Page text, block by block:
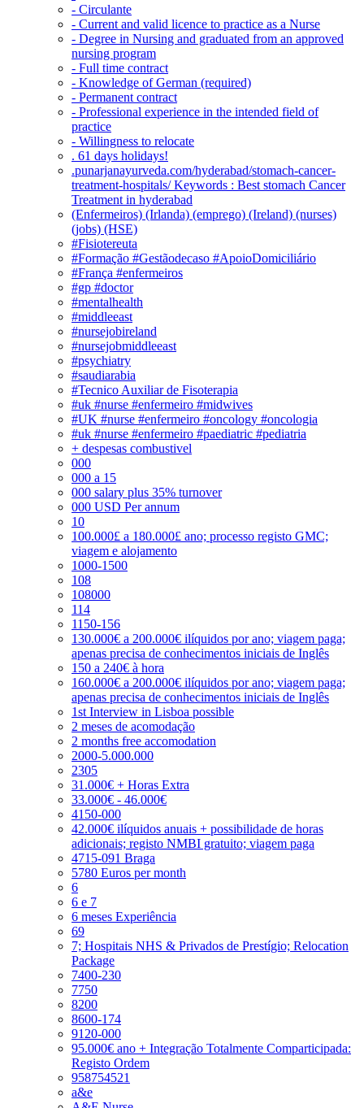
- Circulante
- Current and valid licence to practice as a Nurse
- Degree in Nursing and graduated from an approved
nursing program
- Full time contract
- Knowledge of German (required)
- Permanent contract
- Professional experience in the intended field of
practice
- Willingness to relocate
. 61 days holidays!
.punarjanayurveda.com/hyderabad/stomach-cancer-
treatment-hospitals/ Keywords : Best stomach Cancer
Treatment in hyderabad
(Enfermeiros) (Irlanda) (emprego) (Ireland) (nurses)
(jobs) (HSE)
#Fisiotereuta
#Formação #Gestãodecaso #ApoioDomiciliário
#França #enfermeiros
#gp #doctor
#mentalhealth
#middleeast
#nursejobireland
#nursejobmiddleeast
#psychiatry
#saudiarabia
#Tecnico Auxiliar de Fisoterapia
#uk #nurse #enfermeiro #midwives
#UK #nurse #enfermeiro #oncology #oncologia
#uk #nurse #enfermeiro #paediatric #pediatria
+ despesas combustivel
000
000 a 15
000 salary plus 35% turnover
000 USD Per annum
10
100.000£ a 180.000£ ano; processo registo GMC;
viagem e alojamento
1000-1500
108
108000
114
1150-156
130.000€ a 200.000€ ilíquidos por ano; viagem paga;
apenas precisa de conhecimentos iniciais de Inglês
150 a 240€ à hora
160.000€ a 200.000€ ilíquidos por ano; viagem paga;
apenas precisa de conhecimentos iniciais de Inglês
1st Interview in Lisboa possible
2 meses de acomodação
2 months free accomodation
2000-5.000.000
2305
31.000€ + Horas Extra
33.000€ - 46.000€
4150-000
42.000€ ilíquidos anuais + possibilidade de horas
adicionais; registo NMBI gratuito; viagem paga
4715-091 Braga
5780 Euros per month
6
6 e 7
6 meses Experiência
69
7; Hospitais NHS & Privados de Prestígio; Relocation
Package
7400-230
7750
8200
8600-174
9120-000
95.000€ ano + Integração Totalmente Comparticipada:
Registo Ordem
958754521
a&e